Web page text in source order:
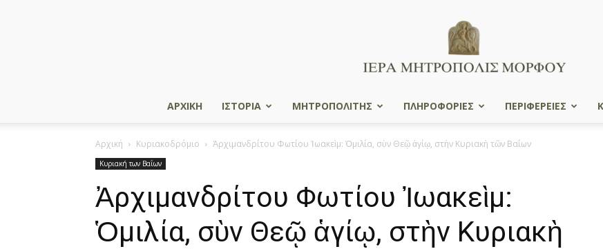
Μητρόπολις
ΑΡΧΙΚΗ ΙΣΤΟΡΙΑ ΜΗΤΡΟΠΟΛΙΤΗΣ ΠΛΗΡΟΦΟΡΙΕΣ ΠΕΡΙΦΕΡΕΙΕΣ
Αρχική Κυριακοδρόμιο Ἀρχιμανδρίτου Φωτίου Ἰωακεὶμ: Ὁμιλία, σὺν Θεῷ ἁγίῳ, στὴν Κυριακὴ τῶν Βαΐων
Κυριακή των Βαΐων
Ἀρχιμανδρίτου Φωτίου Ἰωακεὶμ:
Ὁμιλία, σὺν Θεῷ ἁγίῳ, στὴν Κυριακὴ